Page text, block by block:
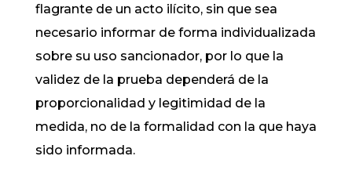
flagrante de un acto ilícito, sin que sea
necesario informar de forma individualizada
sobre su uso sancionador, por lo que la
validez de la prueba dependerá de la
proporcionalidad y legitimidad de la
medida, no de la formalidad con la que haya
sido informada.